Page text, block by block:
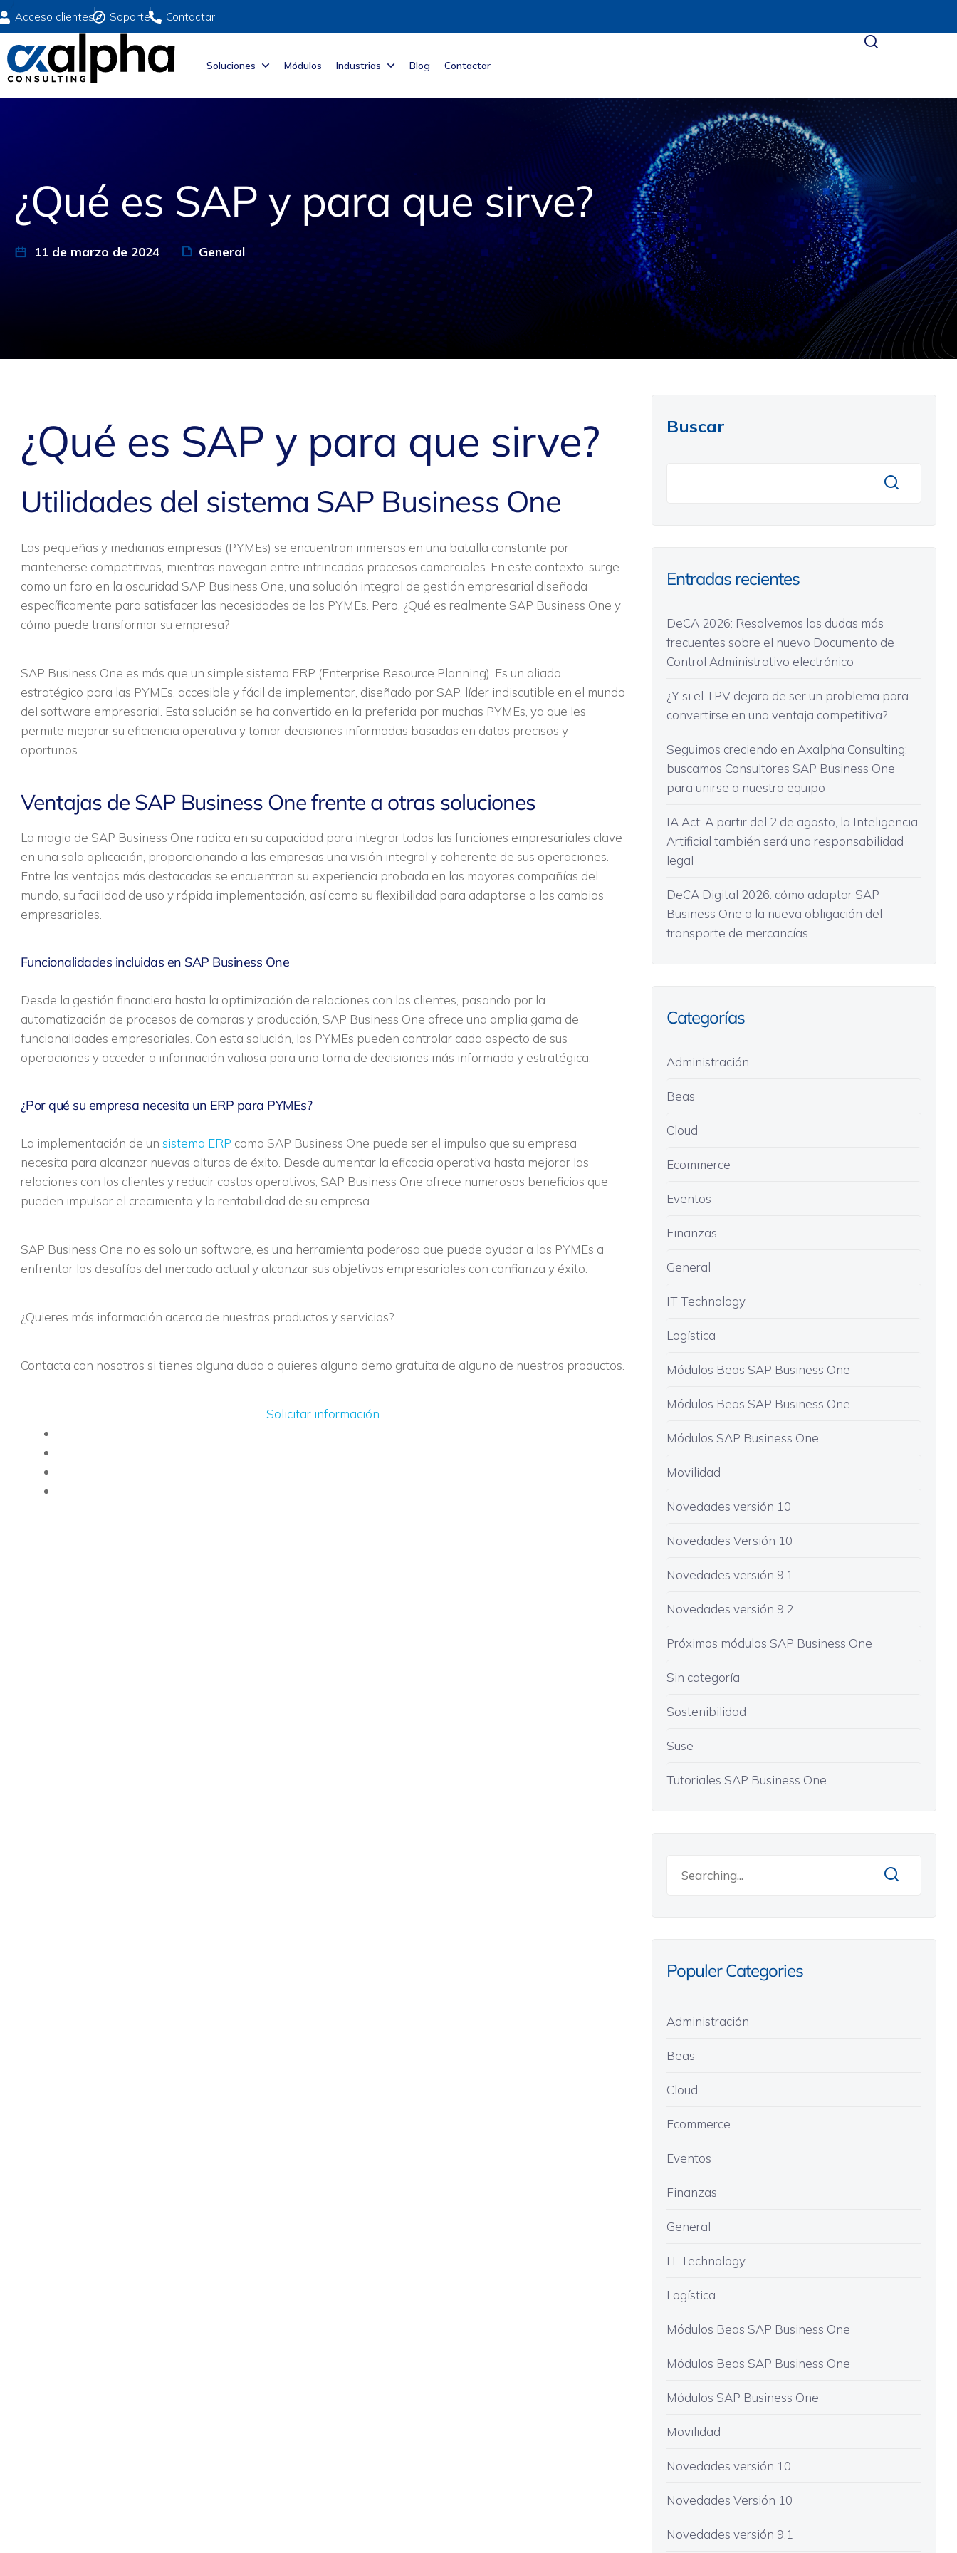
Acceso clientes Soporte Contactar
Soluciones Módulos Industrias Blog Contactar
¿Qué es SAP y para que sirve?
11 de marzo de 2024 General
¿Qué es SAP y para que sirve?
Utilidades del sistema SAP Business One
Las pequeñas y medianas empresas (PYMEs) se encuentran inmersas en una batalla constante por
mantenerse competitivas, mientras navegan entre intrincados procesos comerciales. En este contexto, surge
como un faro en la oscuridad SAP Business One, una solución integral de gestión empresarial diseñada
específicamente para satisfacer las necesidades de las PYMEs. Pero, ¿Qué es realmente SAP Business One y
cómo puede transformar su empresa?
SAP Business One es más que un simple sistema ERP (Enterprise Resource Planning). Es un aliado
estratégico para las PYMEs, accesible y fácil de implementar, diseñado por SAP, líder indiscutible en el mundo
del software empresarial. Esta solución se ha convertido en la preferida por muchas PYMEs, ya que les
permite mejorar su eficiencia operativa y tomar decisiones informadas basadas en datos precisos y
oportunos.
Ventajas de SAP Business One frente a otras soluciones
La magia de SAP Business One radica en su capacidad para integrar todas las funciones empresariales clave
en una sola aplicación, proporcionando a las empresas una visión integral y coherente de sus operaciones.
Entre las ventajas más destacadas se encuentran su experiencia probada en las mayores compañías del
mundo, su facilidad de uso y rápida implementación, así como su flexibilidad para adaptarse a los cambios
empresariales.
Funcionalidades incluidas en SAP Business One
Desde la gestión financiera hasta la optimización de relaciones con los clientes, pasando por la
automatización de procesos de compras y producción, SAP Business One ofrece una amplia gama de
funcionalidades empresariales. Con esta solución, las PYMEs pueden controlar cada aspecto de sus
operaciones y acceder a información valiosa para una toma de decisiones más informada y estratégica.
¿Por qué su empresa necesita un ERP para PYMEs?
La implementación de un sistema ERP como SAP Business One puede ser el impulso que su empresa
necesita para alcanzar nuevas alturas de éxito. Desde aumentar la eficacia operativa hasta mejorar las
relaciones con los clientes y reducir costos operativos, SAP Business One ofrece numerosos beneficios que
pueden impulsar el crecimiento y la rentabilidad de su empresa.
SAP Business One no es solo un software, es una herramienta poderosa que puede ayudar a las PYMEs a
enfrentar los desafíos del mercado actual y alcanzar sus objetivos empresariales con confianza y éxito.
¿Quieres más información acerca de nuestros productos y servicios?
Contacta con nosotros si tienes alguna duda o quieres alguna demo gratuita de alguno de nuestros productos.
Solicitar información
Buscar
Entradas recientes
DeCA 2026: Resolvemos las dudas más
frecuentes sobre el nuevo Documento de
Control Administrativo electrónico
¿Y si el TPV dejara de ser un problema para
convertirse en una ventaja competitiva?
Seguimos creciendo en Axalpha Consulting:
buscamos Consultores SAP Business One
para unirse a nuestro equipo
IA Act: A partir del 2 de agosto, la Inteligencia
Artificial también será una responsabilidad
legal
DeCA Digital 2026: cómo adaptar SAP
Business One a la nueva obligación del
transporte de mercancías
Categorías
Administración
Beas
Cloud
Ecommerce
Eventos
Finanzas
General
IT Technology
Logística
Módulos Beas SAP Business One
Módulos Beas SAP Business One
Módulos SAP Business One
Movilidad
Novedades versión 10
Novedades Versión 10
Novedades versión 9.1
Novedades versión 9.2
Próximos módulos SAP Business One
Sin categoría
Sostenibilidad
Suse
Tutoriales SAP Business One
Populer Categories
Administración
Beas
Cloud
Ecommerce
Eventos
Finanzas
General
IT Technology
Logística
Módulos Beas SAP Business One
Módulos Beas SAP Business One
Módulos SAP Business One
Movilidad
Novedades versión 10
Novedades Versión 10
Novedades versión 9.1